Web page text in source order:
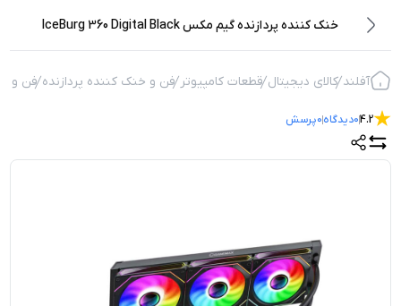
خنک کننده پردازنده گیم مکس IceBurg 360 Digital Black
آفلند کالای دیجیتال قطعات کامپیوتر فن و خنک کننده پردازنده فن و
4.2
0دیدگاه0پرسش